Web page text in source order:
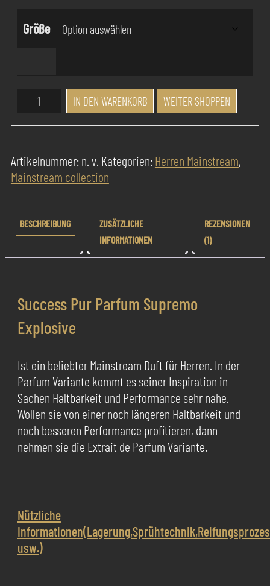
Größe
Success
Parfum
Explosive
Menge
IN DEN WARENKORB WEITER SHOPPEN
Artikelnummer:n. v. Kategorien:Herren Mainstream,
Mainstream collection
BESCHREIBUNG
ZUSÄTZLICHE
INFORMATIONEN
REZENSIONEN
(1)
Success Pur Parfum Supremo
Explosive
Ist ein beliebter Mainstream Duft für Herren. In der
Parfum Variante kommt es seiner Inspiration in
Sachen Haltbarkeit und Performance sehr nahe.
Wollen sie von einer noch längeren Haltbarkeit und
noch besseren Performance profitieren, dann
nehmen sie die Extrait de Parfum Variante.
Nützliche
usw.)